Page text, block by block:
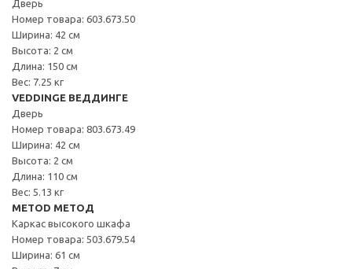
Дверь
Номер товара: 603.673.50
Ширина: 42 см
Высота: 2 см
Длина: 150 см
Вес: 7.25 кг
VEDDINGE ВЕДДИНГЕ
Дверь
Номер товара: 803.673.49
Ширина: 42 см
Высота: 2 см
Длина: 110 см
Вес: 5.13 кг
METOD МЕТОД
Каркас высокого шкафа
Номер товара: 503.679.54
Ширина: 61 см